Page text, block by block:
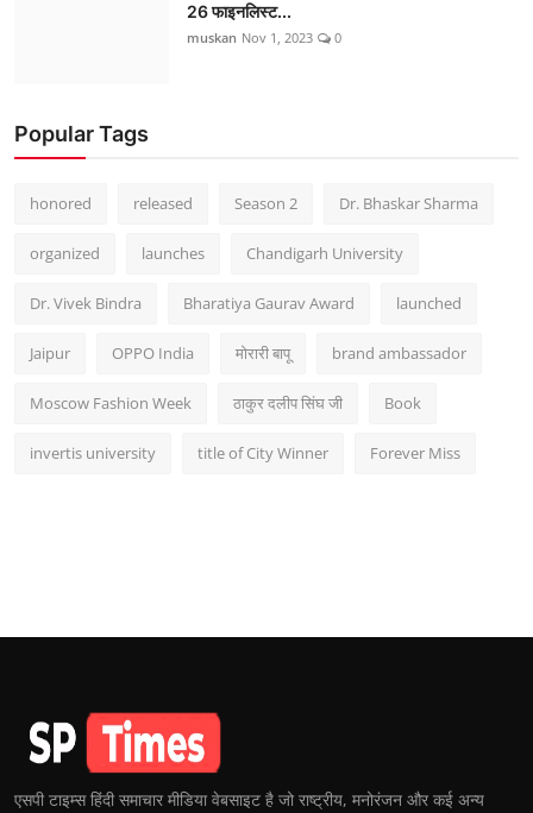
26 फाइनलिस्ट...
muskan Nov 1, 2023 0
Popular Tags
honored released Season 2 Dr. Bhaskar Sharma
organized launches Chandigarh University
Dr. Vivek Bindra Bharatiya Gaurav Award launched
Jaipur OPPO India मोरारी बापू brand ambassador
Moscow Fashion Week ठाकुर दलीप सिंघ जी Book
invertis university title of City Winner Forever Miss
एसपी टाइम्स हिंदी समाचार मीडिया वेबसाइट है जो राष्ट्रीय, मनोरंजन और कई अन्य